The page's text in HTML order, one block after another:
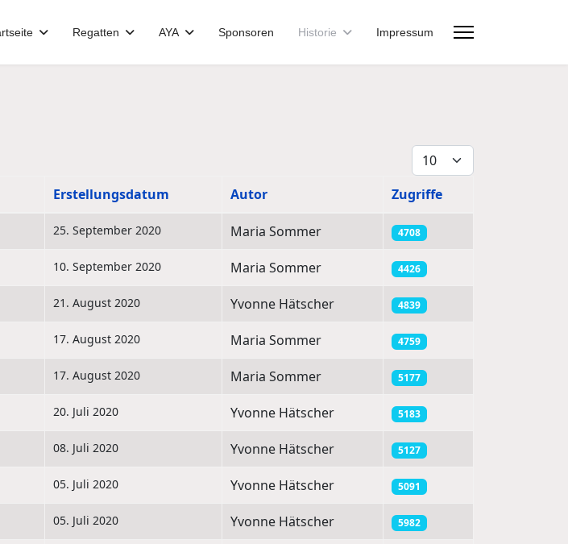
Regatten AYA Sponsoren Historie Impressum
Anzeige #
Erstellungsdatum Autor Zugriffe
25. September 2020 Maria Sommer 4708
10. September 2020 Maria Sommer 4426
21. August 2020 Yvonne Hätscher 4839
17. August 2020 Maria Sommer 4759
17. August 2020 Maria Sommer 5177
20. Juli 2020 Yvonne Hätscher 5183
08. Juli 2020 Yvonne Hätscher 5127
05. Juli 2020 Yvonne Hätscher 5091
05. Juli 2020 Yvonne Hätscher 5982